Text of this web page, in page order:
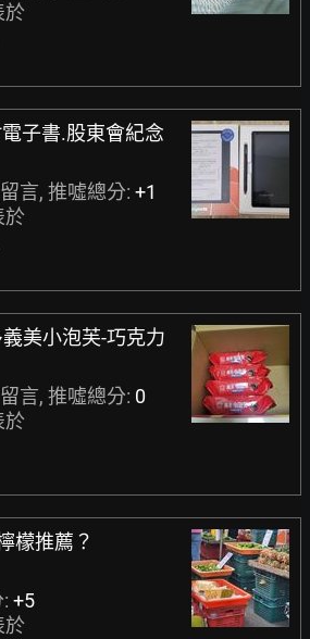
於
子書.股東會紀念
留言, 推噓總分: +1
於
美小泡芙-巧克力
留言, 推噓總分: 0
於
檬推薦？
+5
於